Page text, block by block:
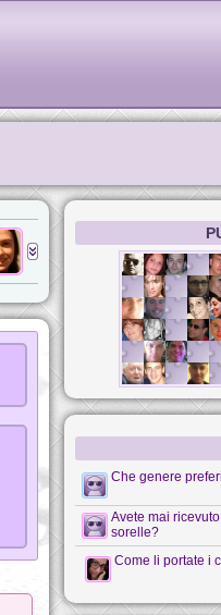
Che genere
Avete mai
sorelle?
Come li portate i